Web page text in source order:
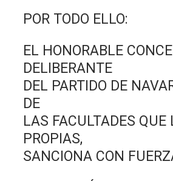
POR TODO ELLO:
EL HONORABLE
DELIBERANTE
DEL PARTIDO DE
DE
LAS FACULTADES QUE
PROPIAS,
SANCIONA CON